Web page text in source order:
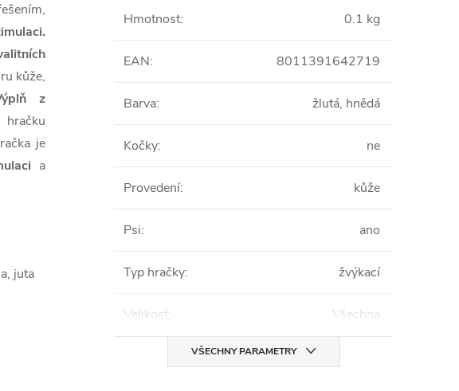
kůže,
z
hračku
je
a
juta
Hmotnost: 0.1 kg
EAN: 8011391642719
Barva: žlutá, hnědá
Kočky: ne
Provedení: kůže
Psi: ano
Typ hračky: žvýkací
Velikost: Všechna
VŠECHNY PARAMETRY